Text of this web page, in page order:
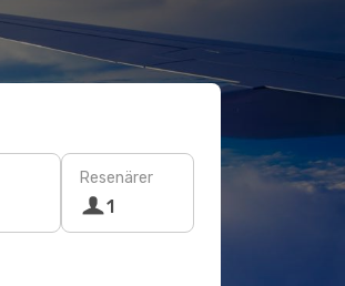
Resenärer
1